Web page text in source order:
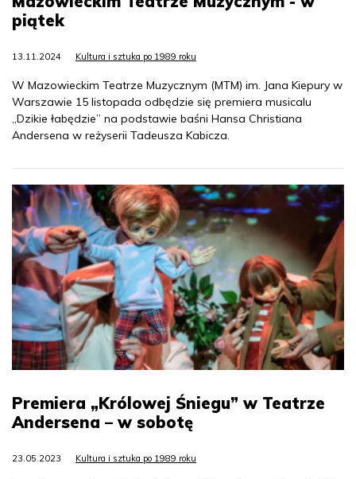
piątek
13.11.2024 Kultura i sztuka po 1989 roku
W Mazowieckim Teatrze Muzycznym (MTM) im. Jana Kiepury w
Warszawie 15 listopada odbędzie się premiera musicalu
„Dzikie łabędzie” na podstawie baśni Hansa Christiana
Andersena w reżyserii Tadeusza Kabicza.
Premiera „Królowej Śniegu” w Teatrze
Andersena – w sobotę
23.05.2023 Kultura i sztuka po 1989 roku